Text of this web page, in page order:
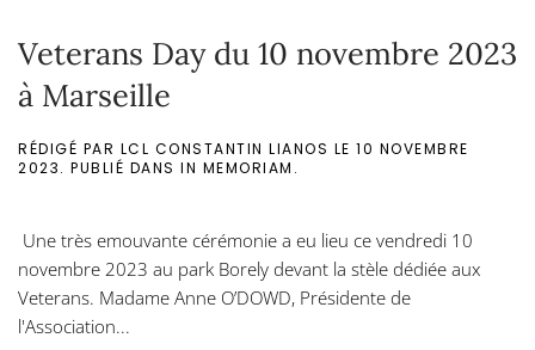
Veterans Day du 10 novembre 2023
à Marseille
RÉDIGÉ PAR LCL CONSTANTIN LIANOS LE 10 NOVEMBRE
2023. PUBLIÉ DANS IN MEMORIAM .
Une très emouvante cérémonie a eu lieu ce vendredi 10
novembre 2023 au park Borely devant la stèle dédiée aux
Veterans. Madame Anne O’DOWD, Présidente de
l'Association...